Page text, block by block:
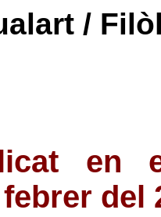
/
en
del